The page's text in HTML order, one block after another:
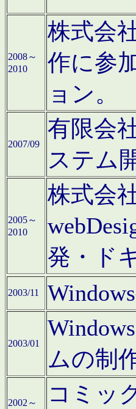
2008～
2010
株式会
作に参
ョン。
2007/09
有限会
ステム
2005～
2010
株式会
発・ド
2003/11
2003/01
ムの制
2002～
コミッ